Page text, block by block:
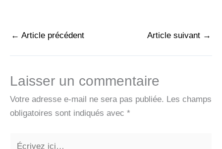
← Article précédent Article suivant →
Laisser un commentaire
Votre adresse e-mail ne sera pas publiée. Les champs
obligatoires sont indiqués avec *